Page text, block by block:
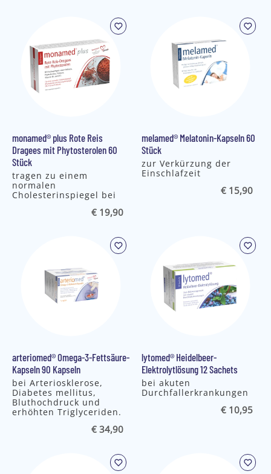
monamed® plus Rote Reis
Dragees mit Phytosterolen 60
Stück
tragen zu einem
normalen
Cholesterinspiegel bei
€ 19,90
melamed® Melatonin-Kapseln 60
Stück
zur Verkürzung der
Einschlafzeit
€ 15,90
arteriomed® Omega-3-Fettsäure-
Kapseln 90 Kapseln
bei Arteriosklerose,
Diabetes mellitus,
Bluthochdruck und
erhöhten Triglyceriden.
€ 34,90
lytomed® Heidelbeer-
Elektrolytlösung 12 Sachets
bei akuten
Durchfallerkrankungen
€ 10,95